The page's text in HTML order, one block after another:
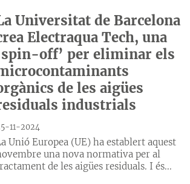
Universitat de Barcelona
Electraqua Tech, una
off’ per eliminar els
de les aigües
industrials
11-2024
Unió Europea (UE) ha establert aquest
una nova normativa per al
de les aigües residuals. I és...